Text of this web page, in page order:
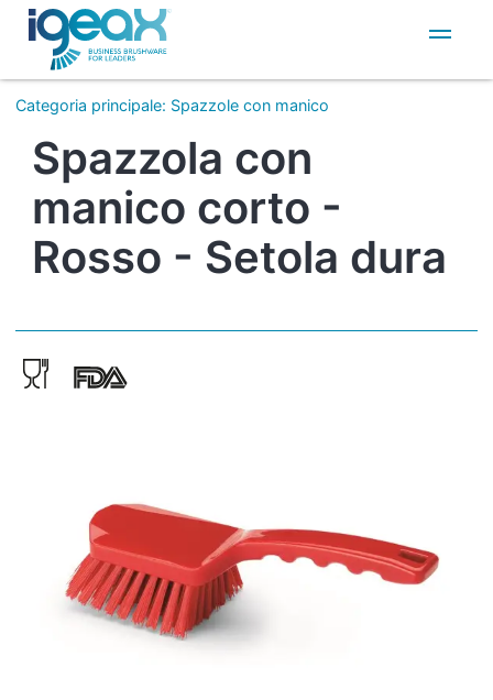
IT
EN
Categoria principale: Spazzole con manico
Spazzola con
manico corto -
Rosso - Setola dura